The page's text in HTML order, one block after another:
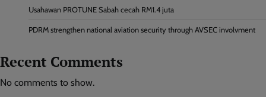
Usahawan PROTUNE Sabah cecah RM1.4 juta
PDRM strengthen national aviation security through AVSEC involvment
Recent Comments
No comments to show.